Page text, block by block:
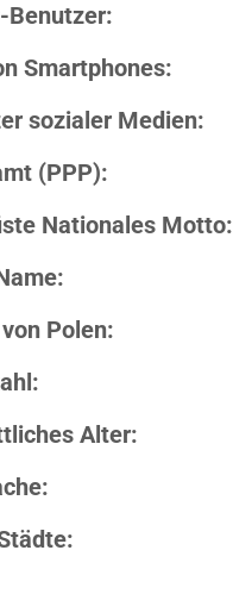
Benutzer:
Smartphones:
sozialer Medien:
(PPP):
Nationales Motto:
Polen:
Alter: